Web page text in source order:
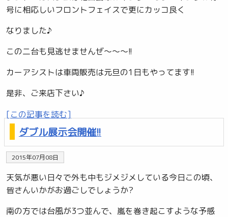
号に相応しいフロントフェイスで更にカッコ良く
なりました♪
この二台も見逃せませんぜ～～～!!
カーアシストは車両販売は元旦の1日もやってます!!
是非、ご来店下さい♪
[この記事を読む]
ダブル展示会開催!!
2015年07月08日
天気が悪い日々で外も中もジメジメしている今日この頃、
皆さんいかがお過ごしでしょうか?
南の方では台風が3つ並んで、嵐を巻き起こすような予感